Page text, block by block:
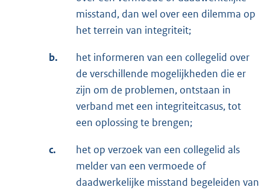
misstand, dan wel over een dilemma op
het terrein van integriteit;
b.
het informeren van een collegelid over
de verschillende mogelijkheden die er
zijn om de problemen, ontstaan in
verband met een integriteitcasus, tot
een oplossing te brengen;
c.
het op verzoek van een collegelid als
melder van een vermoede of
daadwerkelijke misstand begeleiden van